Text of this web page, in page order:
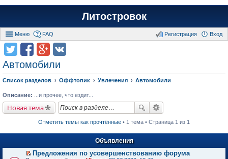
Литостровок
Меню FAQ Вход
Регистрация
Автомобили
Список разделов Оффтопик Увлечения Автомобили
Описание: ...и прочее, что ездит...
Новая тема
Отметить темы как прочтённые • 1 тема • Страница 1 из 1
Объявления
Предложения по усовершенствованию форума